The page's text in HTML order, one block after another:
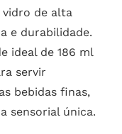
vidro de alta
e durabilidade.
ideal de 186 ml
servir
bebidas finas,
sensorial única.